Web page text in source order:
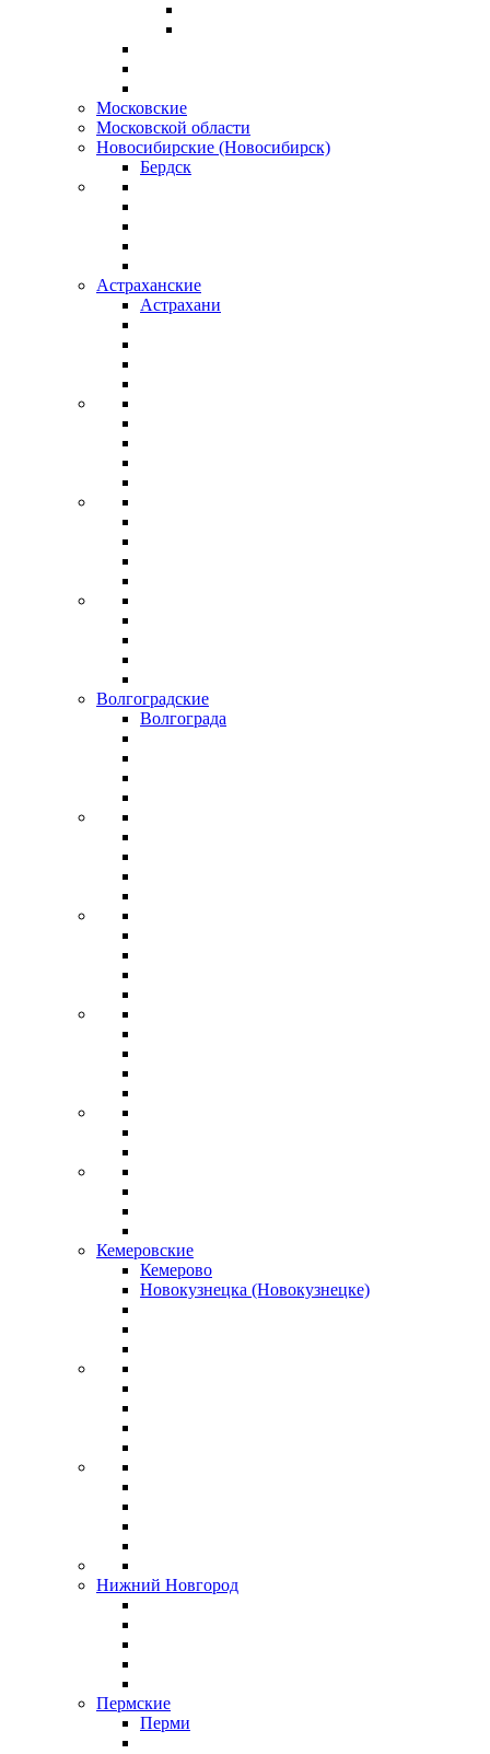
Московские
Московской области
Новосибирские (Новосибирск)
Бердск
Астраханские
Астрахани
Волгоградские
Волгограда
Кемеровские
Кемерово
Новокузнецка (Новокузнецке)
Нижний Новгород
Пермские
Перми